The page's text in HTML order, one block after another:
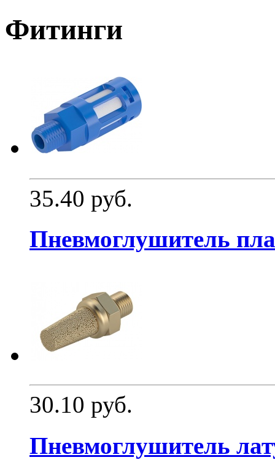
Фитинги
35.40 руб.
Пневмоглушитель
30.10 руб.
Пневмоглушитель